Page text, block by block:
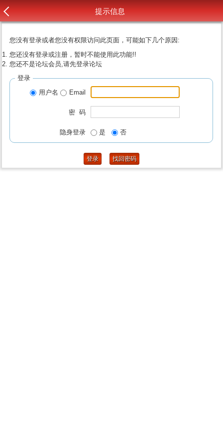
提示信息
您没有登录或者您没有权限访问此页面，可能如下几个原因:
您还没有登录或注册，暂时不能使用此功能!!
您还不是论坛会员,请先登录论坛
登录
用户名
Email
密 码
隐身登录 是 否